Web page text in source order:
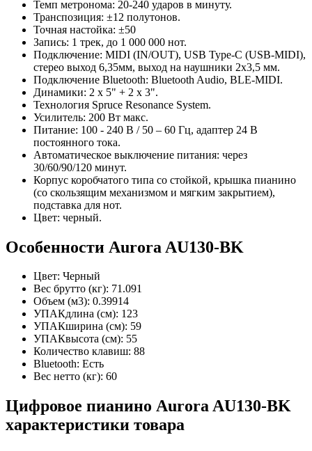
Темп метронома: 20-240 ударов в минуту.
Транспозиция: ±12 полутонов.
Точная настойка: ±50
Запись: 1 трек, до 1 000 000 нот.
Подключение: MIDI (IN/OUT), USB Type-C (USB-MIDI),
стерео выход 6,35мм, выход на наушники 2х3,5 мм.
Подключение Bluetooth: Bluetooth Audio, BLE-MIDI.
Динамики: 2 х 5" + 2 х 3".
Технология Spruce Resonance System.
Усилитель: 200 Вт макс.
Питание: 100 - 240 В / 50 – 60 Гц, адаптер 24 В
постоянного тока.
Автоматическое выключение питания: через
30/60/90/120 минут.
Корпус коробчатого типа со стойкой, крышка пианино
(со скользящим механизмом и мягким закрытием),
подставка для нот.
Цвет: черный.
Особенности Aurora AU130-BK
Цвет: Черный
Вес брутто (кг): 71.091
Объем (м3): 0.39914
УПАКдлина (см): 123
УПАКширина (см): 59
УПАКвысота (см): 55
Количество клавиш: 88
Bluetooth: Есть
Вес нетто (кг): 60
Цифровое пианино Aurora AU130-BK
характеристики товара